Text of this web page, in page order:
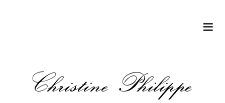
Christine Philippe